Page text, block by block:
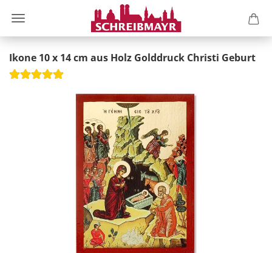
Ikone 10 x 14 cm aus Holz Golddruck Christi Geburt